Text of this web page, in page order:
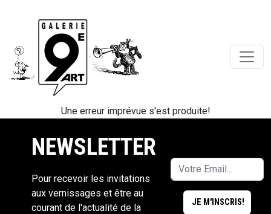
Une erreur imprévue s'est produite!
NEWSLETTER
Pour recevoir les invitations
aux vernissages et être au
courant de l'actualité de la